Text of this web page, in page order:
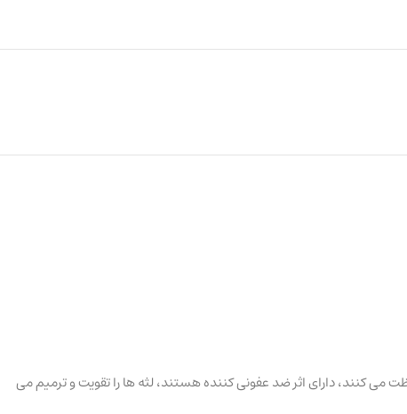
می کنند، دارای اثر ضد عفونی کننده هستند، لثه ها را تقویت و ترمیم می